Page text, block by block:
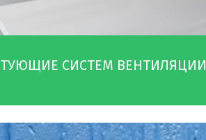
СИСТЕМ ВЕНТИЛЯЦИИ